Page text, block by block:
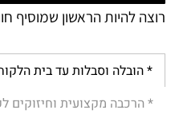
רוצה להיות הראשון שמוסיף
* הובלה וסבלות עד בית
* הרכבה מקצועית וחיזוקים